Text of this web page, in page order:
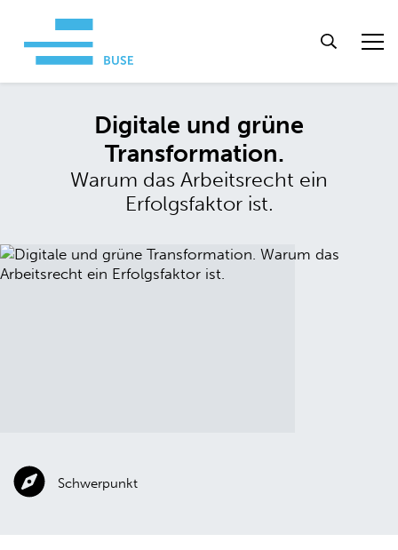
Digitale und grüne
Transformation.
Warum das Arbeitsrecht ein
Erfolgsfaktor ist.
Schwerpunkt